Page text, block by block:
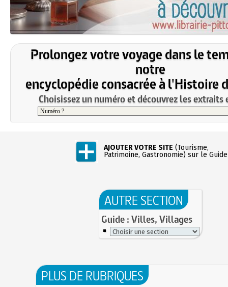
Prolongez votre voyage dans le
notre
encyclopédie consacrée à l'Histoire
Choisissez un numéro et découvrez les extraits
AJOUTER VOTRE SITE (Tourisme,
Patrimoine, Gastronomie) sur le Guide
AUTRE SECTION
Guide : Villes, Villages
PLUS DE RUBRIQUES